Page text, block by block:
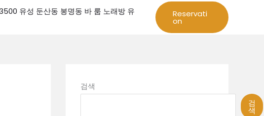
유성 둔산동 봉명동 바 룸 노래방 유
Reservati
on
검색
검
색